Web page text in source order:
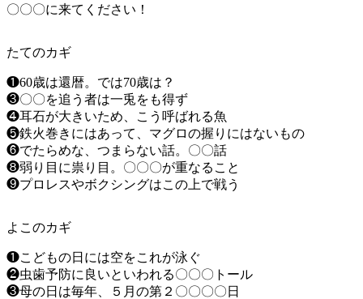
〇〇〇に来てください！
たてのカギ
❶60歳は還暦。では70歳は？
❸〇〇を追う者は一兎をも得ず
❹耳石が大きいため、こう呼ばれる魚
❺鉄火巻きにはあって、マグロの握りにはないもの
❻でたらめな、つまらない話。〇〇話
❽弱り目に祟り目。〇〇〇が重なること
❾プロレスやボクシングはこの上で戦う
よこのカギ
❶こどもの日には空をこれが泳ぐ
❷虫歯予防に良いといわれる〇〇〇トール
❸母の日は毎年、５月の第２〇〇〇〇日